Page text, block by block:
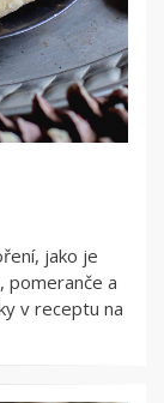
jako je
pomeranče a
v receptu na